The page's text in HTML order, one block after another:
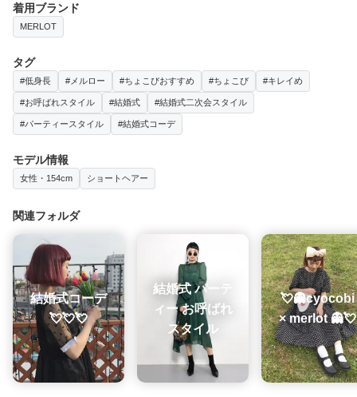
着用ブランド
MERLOT
タグ
#低身長 #メルロー #ちょこびおすすめ #ちょこび #キレイめ
#お呼ばれスタイル #結婚式 #結婚式二次会スタイル
#パーティースタイル #結婚式コーデ
モデル情報
女性・154cm ショートヘアー
関連フォルダ
結婚式コーデ
💘💘💘
結婚式 パーテ
ィー お呼ばれ
スタイル
💘👻cyocobi
× merlot 👻💘